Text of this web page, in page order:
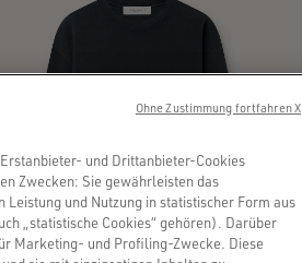
und Drittanbieter-Cookies
Zwecken: Sie gewährleisten das
und Nutzung in statistischer Form aus
„statistische Cookies“ gehören). Darüber
Marketing- und Profiling-Zwecke. Diese
Ohne Zustimmung fortfahren X